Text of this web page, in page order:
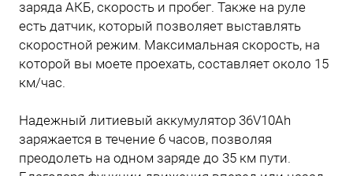
заряда АКБ, скорость и пробег. Также на руле
есть датчик, который позволяет выставлять
скоростной режим. Максимальная скорость, на
которой вы моете проехать, составляет около 15
км/час.
Надежный литиевый аккумулятор 36V10Ah
заряжается в течение 6 часов, позволяя
преодолеть на одном заряде до 35 км пути.